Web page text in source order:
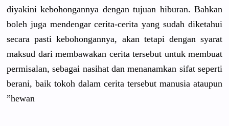
diyakini kebohongannya dengan tujuan hiburan. Bahkan
boleh juga mendengar cerita-cerita yang sudah diketahui
secara pasti kebohongannya, akan tetapi dengan syarat
maksud dari membawakan cerita tersebut untuk membuat
permisalan, sebagai nasihat dan menanamkan sifat seperti
berani, baik tokoh dalam cerita tersebut manusia ataupun
hewan”